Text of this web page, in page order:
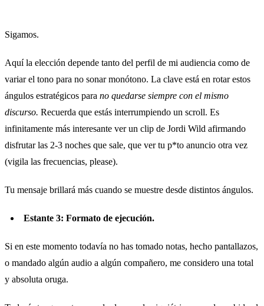
Sigamos.
Aquí la elección depende tanto del perfil de mi audiencia como de
variar el tono para no sonar monótono. La clave está en rotar estos
ángulos estratégicos para no quedarse siempre con el mismo
discurso. Recuerda que estás interrumpiendo un scroll. Es
infinitamente más interesante ver un clip de Jordi Wild afirmando
disfrutar las 2-3 noches que sale, que ver tu p*to anuncio otra vez
(vigila las frecuencias, please).
Tu mensaje brillará más cuando se muestre desde distintos ángulos.
Estante 3: Formato de ejecución.
Si en este momento todavía no has tomado notas, hecho pantallazos,
o mandado algún audio a algún compañero, me considero una total
y absoluta oruga.